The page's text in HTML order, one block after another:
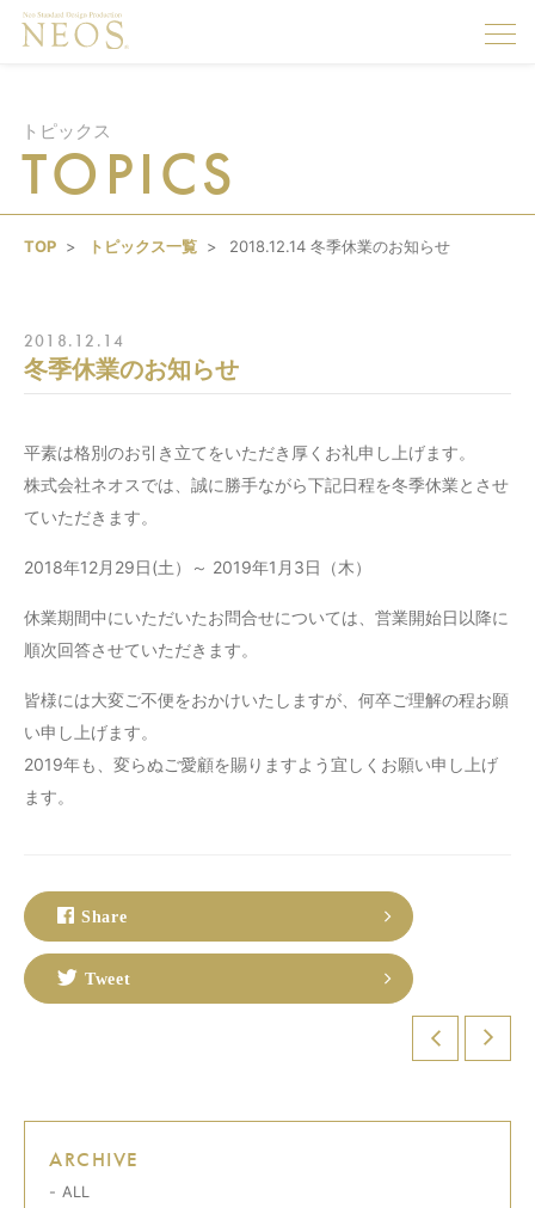
トピックス
TOPICS
TOP トピックス一覧 2018.12.14 冬季休業のお知らせ
2018.12.14
冬季休業のお知らせ
平素は格別のお引き立てをいただき厚くお礼申し上げます。
株式会社ネオスでは、誠に勝手ながら下記日程を冬季休業とさせ
ていただきます。
2018年12月29日(土）～ 2019年1月3日（木）
休業期間中にいただいたお問合せについては、営業開始日以降に
順次回答させていただきます。
皆様には大変ご不便をおかけいたしますが、何卒ご理解の程お願
い申し上げます。
2019年も、変らぬご愛顧を賜りますよう宜しくお願い申し上げ
ます。
Share
Tweet
ARCHIVE
ALL